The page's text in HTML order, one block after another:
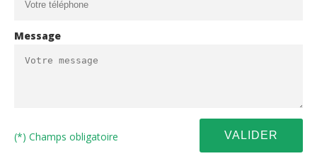
Message
(*) Champs obligatoire